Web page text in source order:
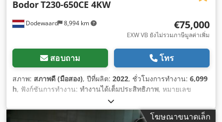
Dodewaard 8,994 km
BodorT230-650CE 4KW
€75,000
EXW VB ยังไม่รวมภาษีมูลค่าเพิ่ม
สอบถาม โทร
สภาพ: สภาพดี (มือสอง), ปีที่ผลิต: 2022, ชั่วโมงการทำงาน: 6,099
h, ฟังก์ชันการทำงาน: ทำงานได้เต็มประสิทธิภาพ, หมายเลข
6500014216
90°:240 มม, ช่วงการตัดเหล็กกลมที่ 45°:240 มม, ช่วงการตัด
โฆษณาขนาดเล็ก